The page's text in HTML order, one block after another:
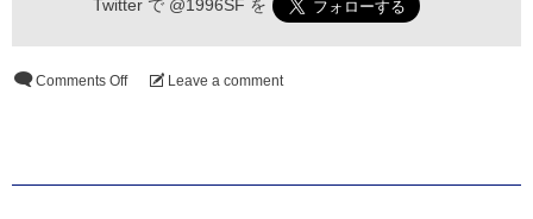
Twitter で @1996SF を
Comments Off Leave a comment